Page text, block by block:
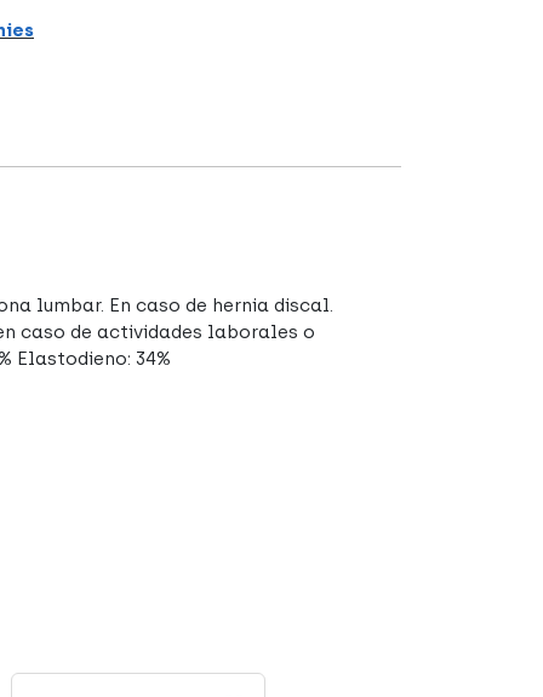
lumbar. En caso de hernia discal.
caso de actividades laborales o
Elastodieno: 34%